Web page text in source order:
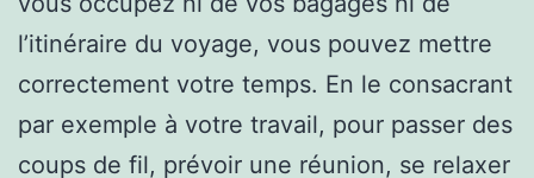
l’itinéraire du voyage, vous pouvez mettre
correctement votre temps. En le consacrant
par exemple à votre travail, pour passer des
coups de fil, prévoir une réunion, se relaxer